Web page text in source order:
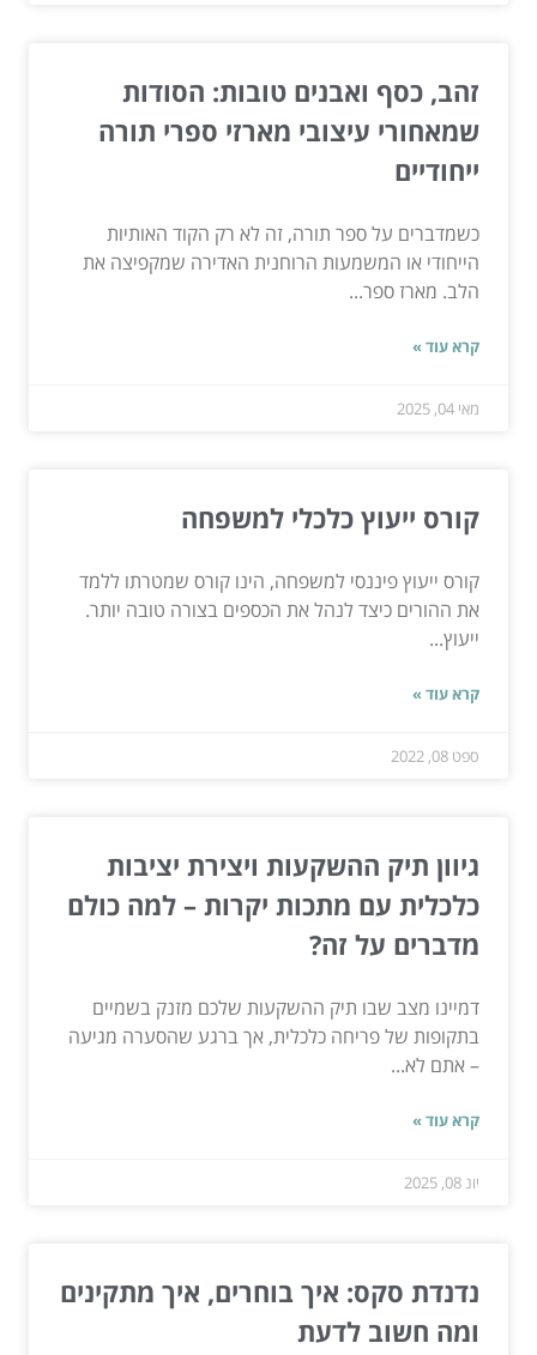
זהב, כסף ואבנים טובות: הסודות
שמאחורי עיצובי מארזי ספרי תורה
ייחודיים
כשמדברים על ספר תורה, זה לא רק הקוד האותיות
הייחודי או המשמעות הרוחנית האדירה שמקפיצה את
הלב. מארז ספר...
קרא עוד »
מאי 04, 2025
קורס ייעוץ כלכלי למשפחה
קורס ייעוץ פיננסי למשפחה, הינו קורס שמטרתו ללמד
את ההורים כיצד לנהל את הכספים בצורה טובה יותר.
ייעוץ...
קרא עוד »
ספט 08, 2022
גיוון תיק ההשקעות ויצירת יציבות
כלכלית עם מתכות יקרות – למה כולם
מדברים על זה?
דמיינו מצב שבו תיק ההשקעות שלכם מזנק בשמיים
בתקופות של פריחה כלכלית, אך ברגע שהסערה מגיעה
– אתם לא...
קרא עוד »
יונ 08, 2025
נדנדת סקס: איך בוחרים, איך מתקינים
ומה חשוב לדעת